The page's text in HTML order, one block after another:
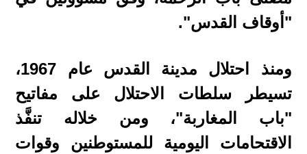
"أوقاف القدس".
ومنذ احتلال مدينة القدس عام 1967،
تسيطر سلطات الاحتلال على مفاتيح
"باب المغاربة"، ومن خلاله تنفَّذ
الاقتحامات اليومية للمستوطنين وقوات